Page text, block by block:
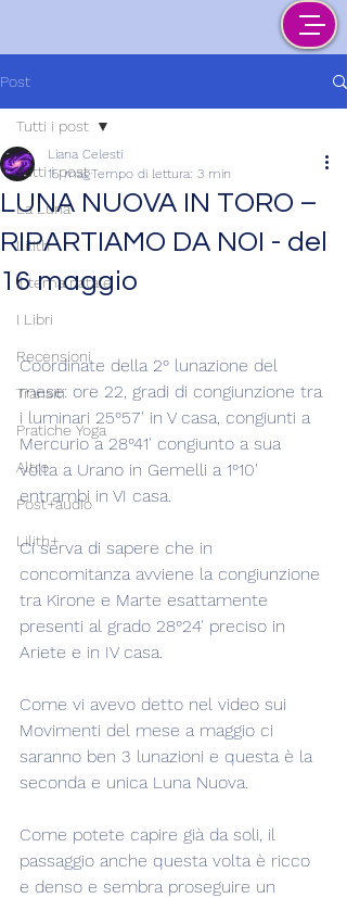
Post
Tutti i post
La Luna
Lilith
Il tema natale
I Libri
Recensioni
Transiti
Pratiche Yoga
Altro
Post+audio
Lilith+
Tutti i post
LUNA NUOVA IN TORO –
RIPARTIAMO DA NOI - del
16 maggio
Liana Celesti
15 magTempo di lettura: 3 min
Coordinate della 2° lunazione del
mese: ore 22, gradi di congiunzione tra
i luminari 25°57' in V casa, congiunti a
Mercurio a 28°41' congiunto a sua
volta a Urano in Gemelli a 1°10'
entrambi in VI casa.
Ci serva di sapere che in
concomitanza avviene la congiunzione
tra Kirone e Marte esattamente
presenti al grado 28°24' preciso in
Ariete e in IV casa.
Come vi avevo detto nel video sui
Movimenti del mese a maggio ci
saranno ben 3 lunazioni e questa è la
seconda e unica Luna Nuova.
Come potete capire già da soli, il
passaggio anche questa volta è ricco
e denso e sembra proseguire un